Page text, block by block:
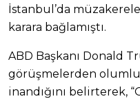
İstanbul’da
karara bağlamıştı.
ABD Başkanı Donald
görüşmelerden olumlu
inandığını belirterek,